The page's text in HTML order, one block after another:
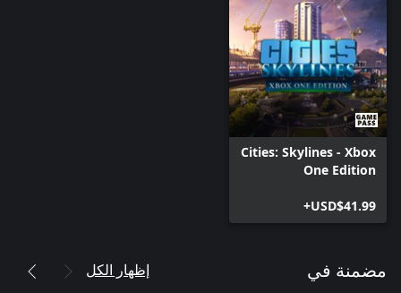
Cities: Skylines - Xbox
One Edition
USD$41.99+
مضمنة في إظهار الكل